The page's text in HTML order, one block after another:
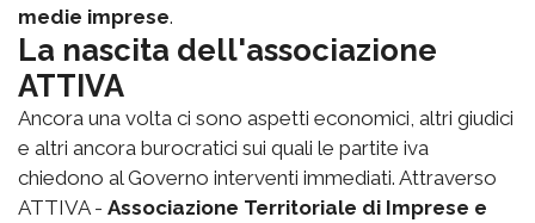
medie imprese.
La nascita dell'associazione
ATTIVA
Ancora una volta ci sono aspetti economici, altri giudici
e altri ancora burocratici sui quali le partite iva
chiedono al Governo interventi immediati. Attraverso
ATTIVA - Associazione Territoriale di Imprese e